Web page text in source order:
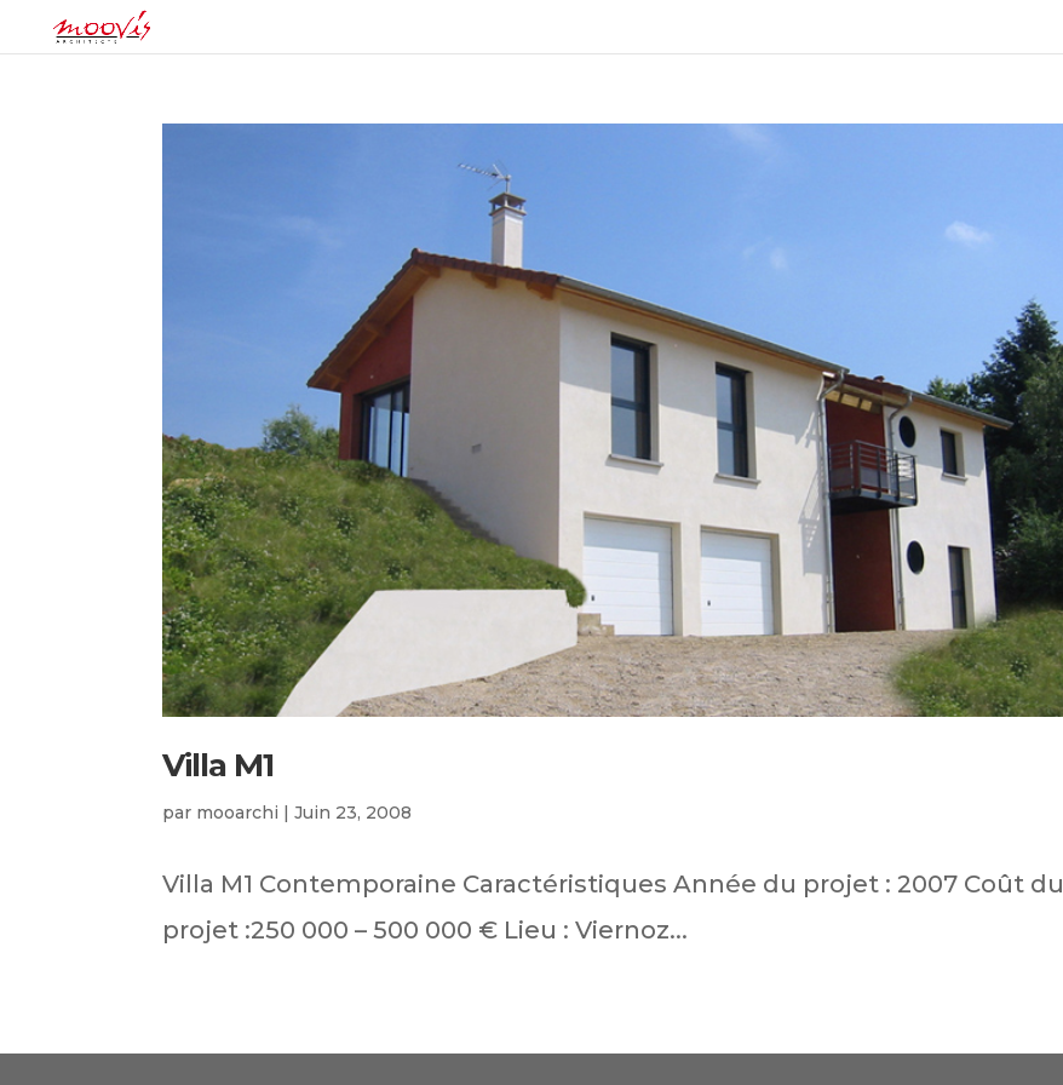
Villa M1
par mooarchi |Juin 23, 2008
Villa M1 Contemporaine Caractéristiques Année du projet : 2007 Coût du
projet :250 000 – 500 000 € Lieu : Viernoz...